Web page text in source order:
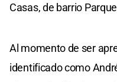
Casas, de barrio
Al momento de ser
identificado como